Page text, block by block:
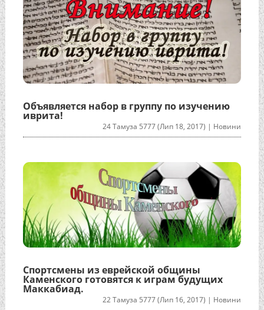
Объявляется набор в группу по изучению
иврита!
24 Тамуза 5777 (Лип 18, 2017) | Новини
Спортсмены из еврейской общины
Каменского готовятся к играм будущих
Маккабиад.
22 Тамуза 5777 (Лип 16, 2017) | Новини